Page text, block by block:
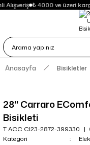
Alışveriş ₺ 4000 ve üzeri
Anasayfa Bisikletler
28'' Carraro
Bisikleti
T ACC CI23-2872-399330
Kategori